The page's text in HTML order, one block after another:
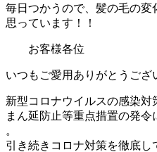
毎日つかうので、髪の毛の変
思っています！！
お客様各位
いつもご愛用ありがとうござ
新型コロナウイルスの感染対
まん延防止等重点措置の発令
。
引き続きコロナ対策を徹底し